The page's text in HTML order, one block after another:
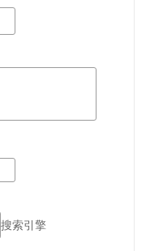
搜索引擎